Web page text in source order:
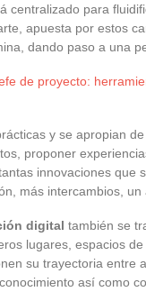
centralizado para
apuesta por estos
dando paso a una
de proyecto:
y se apropian
proponer
innovaciones que
más intercambios, un
digital también se
lugares, espacios
su trayectoria entre
así como